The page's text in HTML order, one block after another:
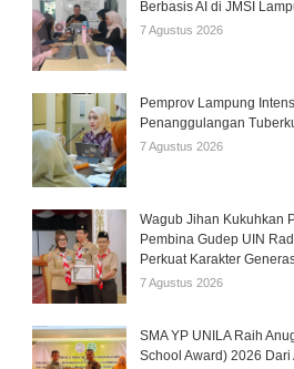
Berbasis AI di JMSI
7 Agustus 2026
Pemprov Lampung
Penanggulangan
7 Agustus 2026
Wagub Jihan Kukuhkan
Pembina Gudep UIN
Perkuat Karakter
7 Agustus 2026
SMA YP UNILA Raih
School Award) 2026